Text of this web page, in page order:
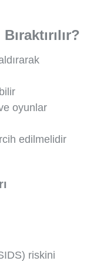
oyunlar
edilmelidir
riskini